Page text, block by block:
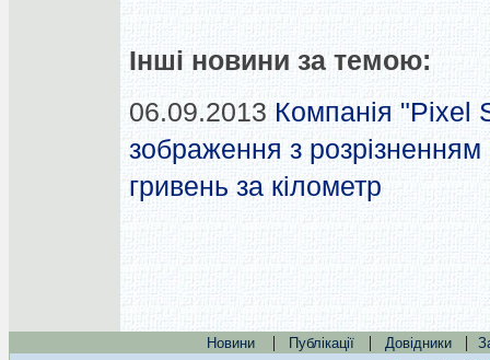
Інші новини за темою:
06.09.2013 Компанія "Pixel
зображення з
гривень за кілометр
Новини | Публікації | Довідники |